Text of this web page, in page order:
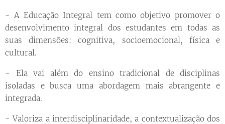
- A Educação Integral tem como objetivo promover o
desenvolvimento integral dos estudantes em todas as
suas dimensões: cognitiva, socioemocional, física e
cultural.
- Ela vai além do ensino tradicional de disciplinas
isoladas e busca uma abordagem mais abrangente e
integrada.
- Valoriza a interdisciplinaridade, a contextualização dos